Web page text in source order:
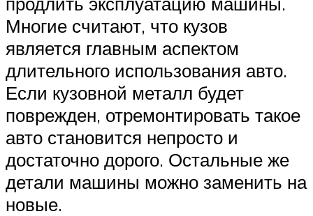
Многие считают, что кузов
является главным аспектом
длительного использования авто.
Если кузовной металл будет
поврежден, отремонтировать такое
авто становится непросто и
достаточно дорого. Остальные же
детали машины можно заменить на
новые.